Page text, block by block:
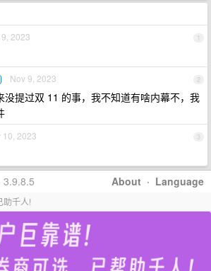
1
2023
2
Nov 9, 2023
没提过双 11 的事，我不知道有啥内幕不，我
3
10, 2023
About · Language
3.9.8.5
助千人!